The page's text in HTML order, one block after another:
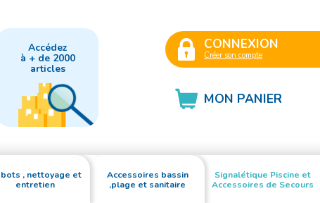
Accédez
à + de 2000
articles
CONNEXION
Créer son compte
MON PANIER
, nettoyage et
entretien
Accessoires bassin
,plage et sanitaire
Signalétique Piscine et
Accessoires de Secours